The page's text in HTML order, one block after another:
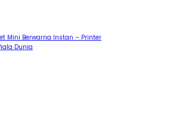
Mini Berwarna Instan – Printer
Dunia